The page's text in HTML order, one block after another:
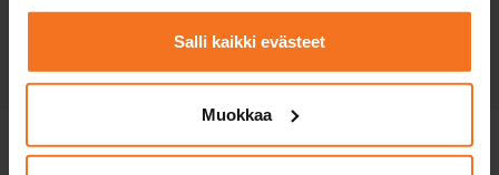
Salli kaikki evästeet
Muokkaa
svenska.
+